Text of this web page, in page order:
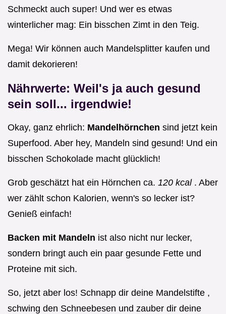
Schmeckt auch super! Und wer es etwas
winterlicher mag: Ein bisschen Zimt in den Teig.
Mega! Wir können auch Mandelsplitter kaufen und
damit dekorieren!
Nährwerte: Weil's ja auch gesund
sein soll... irgendwie!
Okay, ganz ehrlich: Mandelhörnchen sind jetzt kein
Superfood. Aber hey, Mandeln sind gesund! Und ein
bisschen Schokolade macht glücklich!
Grob geschätzt hat ein Hörnchen ca. 120 kcal . Aber
wer zählt schon Kalorien, wenn's so lecker ist?
Genieß einfach!
Backen mit Mandeln ist also nicht nur lecker,
sondern bringt auch ein paar gesunde Fette und
Proteine mit sich.
So, jetzt aber los! Schnapp dir deine Mandelstifte ,
schwing den Schneebesen und zauber dir deine